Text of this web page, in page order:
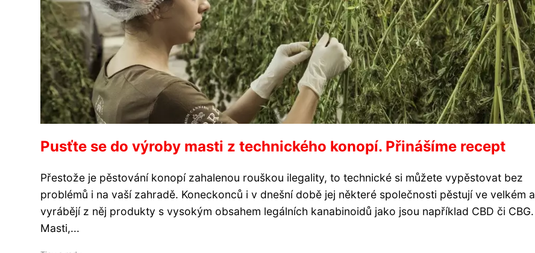
Pusťte se do výroby masti z technického konopí. Přinášíme recept
Přestože je pěstování konopí zahalenou rouškou ilegality, to technické si můžete vypěstovat bez
problémů i na vaší zahradě. Koneckonců i v dnešní době jej některé společnosti pěstují ve velkém a
vyrábějí z něj produkty s vysokým obsahem legálních kanabinoidů jako jsou například CBD či CBG.
Masti,...